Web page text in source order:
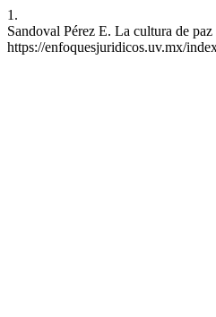
1.
Sandoval Pérez E. La cultura de
https://enfoquesjuridicos.uv.mx/